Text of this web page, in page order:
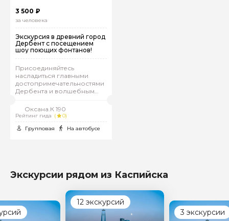
3 500 ₽
за человека
Экскурсия в древний город
Дербент с посещением
шоу поющих фонтанов!
Присоединяйтесь
насладиться главными
достопримечательностями
Дербента и волшебным
Оксана.К 190
Рейтинг гида (
0)
Групповая
На автобусе
Экскурсии рядом из Каспийска
12 экскурсий
3 экскурсии